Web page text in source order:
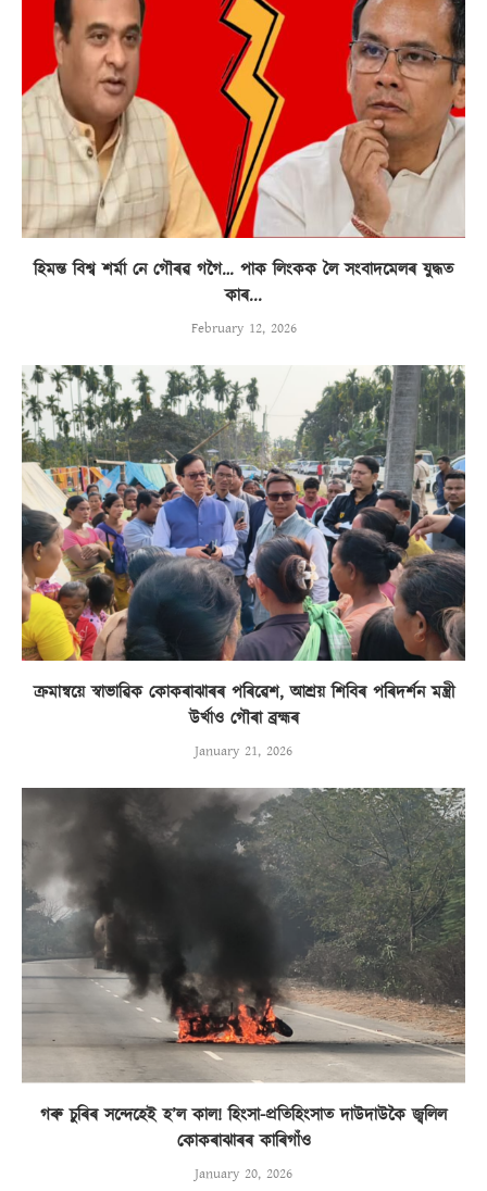
হিমন্ত বিশ্ব শৰ্মা নে গৌৰৱ গগৈ… পাক লিংকক লৈ সংবাদমেলৰ যুদ্ধত
কাৰ...
February 12, 2026
ক্ৰমান্বয়ে স্বাভাৱিক কোকৰাঝাৰৰ পৰিৱেশ, আশ্ৰয় শিবিৰ পৰিদৰ্শন মন্ত্ৰী
উৰ্খাও গৌৰা ব্ৰহ্মৰ
January 21, 2026
গৰু চুৰিৰ সন্দেহেই হ’ল কাল! হিংসা-প্ৰতিহিংসাত দাউদাউকৈ জ্বলিল
কোকৰাঝাৰৰ কাৰিগাঁও
January 20, 2026